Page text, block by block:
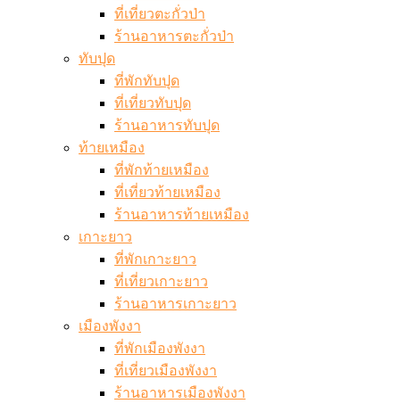
ที่เที่ยวตะกั่วป่า
ร้านอาหารตะกั่วป่า
ทับปุด
ที่พักทับปุด
ที่เที่ยวทับปุด
ร้านอาหารทับปุด
ท้ายเหมือง
ที่พักท้ายเหมือง
ที่เที่ยวท้ายเหมือง
ร้านอาหารท้ายเหมือง
เกาะยาว
ที่พักเกาะยาว
ที่เที่ยวเกาะยาว
ร้านอาหารเกาะยาว
เมืองพังงา
ที่พักเมืองพังงา
ที่เที่ยวเมืองพังงา
ร้านอาหารเมืองพังงา